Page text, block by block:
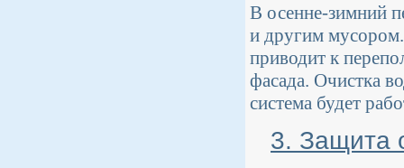
В осенне-зимний
и другим
приводит к
фасада. Очистка
система будет
3. Защита